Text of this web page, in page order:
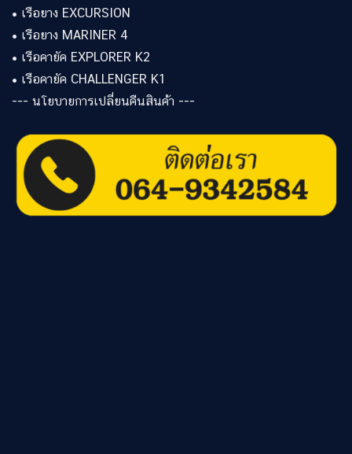
• เรือยาง EXCURSION
• เรือยาง MARINER 4
• เรือคายัค EXPLORER K2
• เรือคายัค CHALLENGER K1
--- นโยบายการเปลี่ยนคืนสินค้า ---